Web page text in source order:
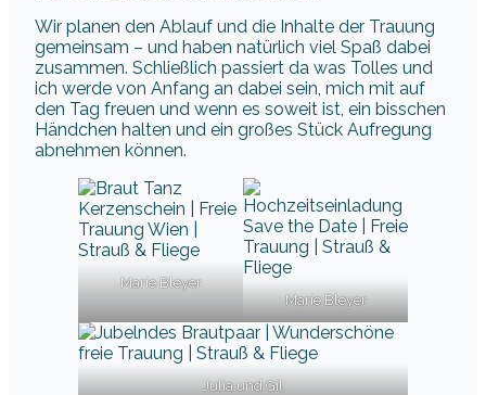
Wir planen den Ablauf und die Inhalte der Trauung
gemeinsam – und haben natürlich viel Spaß dabei
zusammen. Schließlich passiert da was Tolles und
ich werde von Anfang an dabei sein, mich mit auf
den Tag freuen und wenn es soweit ist, ein bisschen
Händchen halten und ein großes Stück Aufregung
abnehmen können.
Marie Bleyer
Marie Bleyer
Julia und Gil